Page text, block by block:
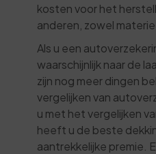
kosten voor het
anderen, zowel
Als u een
waarschijnlijk naar de
zijn nog meer dingen
vergelijken van
u met het vergelijken
heeft u de beste
aantrekkelijke premie.